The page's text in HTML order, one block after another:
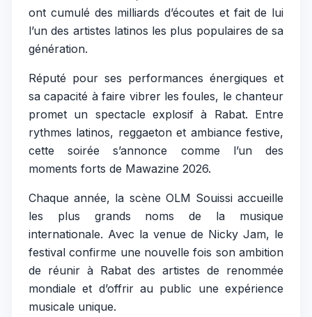
ont cumulé des milliards d’écoutes et fait de lui
l’un des artistes latinos les plus populaires de sa
génération.
Réputé pour ses performances énergiques et
sa capacité à faire vibrer les foules, le chanteur
promet un spectacle explosif à Rabat. Entre
rythmes latinos, reggaeton et ambiance festive,
cette soirée s’annonce comme l’un des
moments forts de Mawazine 2026.
Chaque année, la scène OLM Souissi accueille
les plus grands noms de la musique
internationale. Avec la venue de Nicky Jam, le
festival confirme une nouvelle fois son ambition
de réunir à Rabat des artistes de renommée
mondiale et d’offrir au public une expérience
musicale unique.